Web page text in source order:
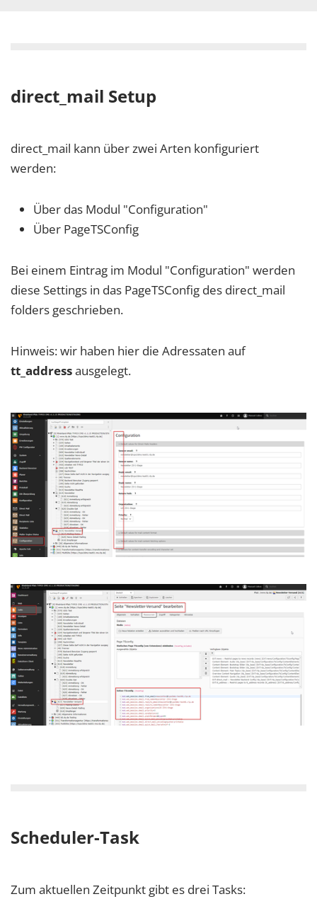
direct_mail Setup
direct_mail kann über zwei Arten konfiguriert
werden:
Über das Modul "Configuration"
Über PageTSConfig
Bei einem Eintrag im Modul "Configuration" werden
diese Settings in das PageTSConfig des direct_mail
folders geschrieben.
Hinweis: wir haben hier die Adressaten auf
tt_addressausgelegt.
Scheduler-Task
Zum aktuellen Zeitpunkt gibt es drei Tasks: